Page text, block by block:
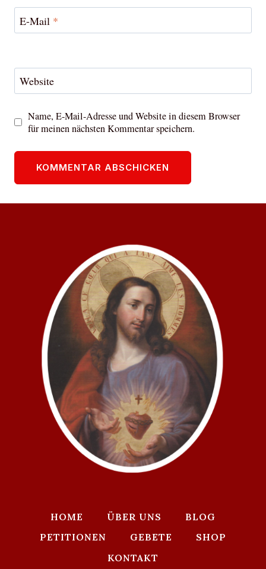
E-Mail *
Website
Name, E-Mail-Adresse und Website in diesem Browser
für meinen nächsten Kommentar speichern.
HOME ÜBER UNS
BLOG
PETITIONEN
GEBETE
SHOP
KONTAKT